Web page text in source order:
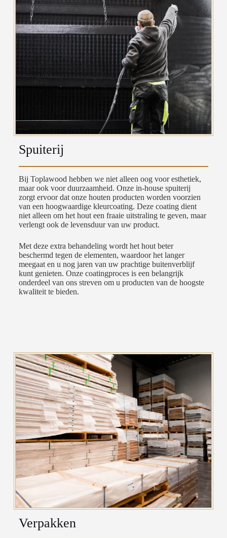
Spuiterij
Bij Toplawood hebben we niet alleen oog voor esthetiek,
maar ook voor duurzaamheid. Onze in-house spuiterij
zorgt ervoor dat onze houten producten worden voorzien
van een hoogwaardige kleurcoating. Deze coating dient
niet alleen om het hout een fraaie uitstraling te geven, maar
verlengt ook de levensduur van uw product.
Met deze extra behandeling wordt het hout beter
beschermd tegen de elementen, waardoor het langer
meegaat en u nog jaren van uw prachtige buitenverblijf
kunt genieten. Onze coatingproces is een belangrijk
onderdeel van ons streven om u producten van de hoogste
kwaliteit te bieden.
Verpakken